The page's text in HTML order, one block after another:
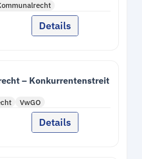
Details
– Konkurrentenstreit
VwGO
Details